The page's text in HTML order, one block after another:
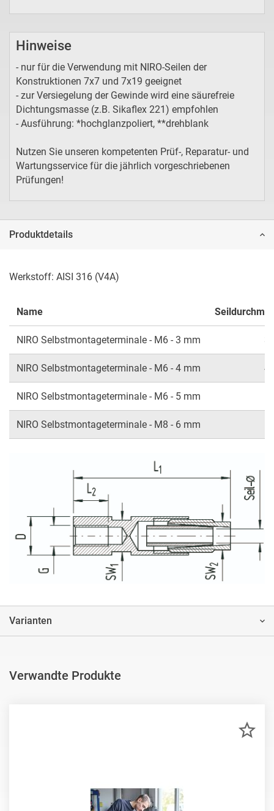
Hinweise
- nur für die Verwendung mit NIRO-Seilen der
Konstruktionen 7x7 und 7x19 geeignet
- zur Versiegelung der Gewinde wird eine säurefreie
Dichtungsmasse (z.B. Sikaflex 221) empfohlen
- Ausführung: *hochglanzpoliert, **drehblank
Nutzen Sie unseren kompetenten Prüf-, Reparatur- und
Wartungsservice für die jährlich vorgeschriebenen
Prüfungen!
Produktdetails
Werkstoff: AISI 316 (V4A)
Name
NIRO Selbstmontageterminale - M6 - 3 mm 3
NIRO Selbstmontageterminale - M6 - 4 mm 4
NIRO Selbstmontageterminale - M6 - 5 mm
NIRO Selbstmontageterminale - M8 - 6 mm
Varianten
Verwandte Produkte